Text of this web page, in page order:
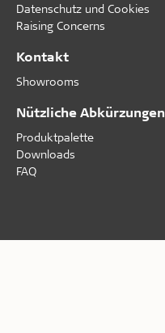
Datenschutz und Cookies
Raising Concerns
Kontakt
Showrooms
Nützliche Abkürzungen
Produktpalette
Downloads
FAQ